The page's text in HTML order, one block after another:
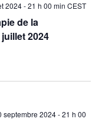
de la
2024
2024 - 21 h 00 min CEST
septembre 2024 - 21 h 00